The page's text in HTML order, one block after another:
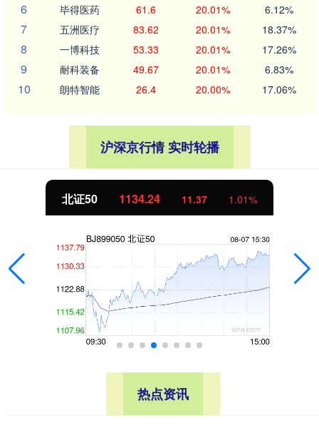
6 毕得医药 61.6 20.01% 6.12%
7 五洲医疗 83.62 20.01% 18.37%
8 一博科技 53.33 20.01% 17.26%
9 耐科装备 49.67 20.01% 6.83%
10 朗特智能 26.4 20.00% 17.06%
沪深京行情 实时轮播
北证50 1134.24 11.37 1.01%
热点资讯